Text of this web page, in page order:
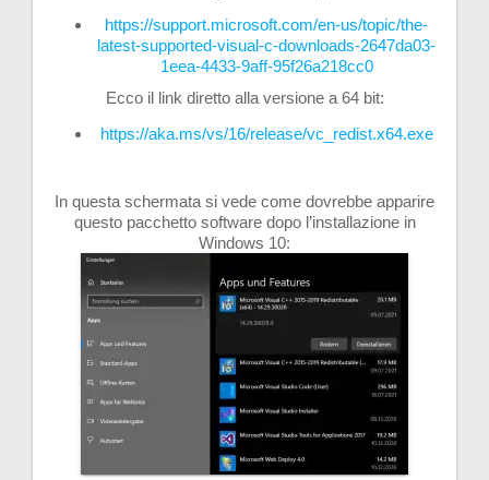
https://support.microsoft.com/en-us/topic/the-
latest-supported-visual-c-downloads-2647da03-
1eea-4433-9aff-95f26a218cc0
Ecco il link diretto alla versione a 64 bit:
https://aka.ms/vs/16/release/vc_redist.x64.exe
In questa schermata si vede come dovrebbe apparire
questo pacchetto software dopo l’installazione in
Windows 10: